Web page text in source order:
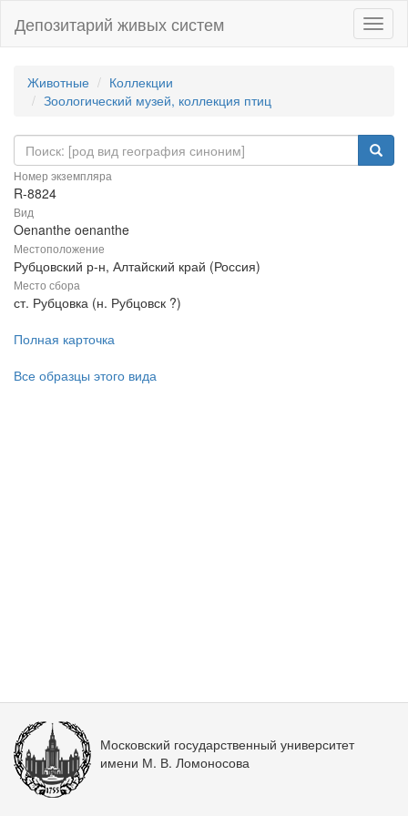
Депозитарий живых систем
Животные
Коллекции
Зоологический музей, коллекция птиц
Номер экземпляра
R-8824
Вид
Oenanthe oenanthe
Местоположение
Рубцовский р-н, Алтайский край (Россия)
Место сбора
ст. Рубцовка (н. Рубцовск ?)
Полная карточка
Все образцы этого вида
Московский государственный университет
имени М. В. Ломоносова